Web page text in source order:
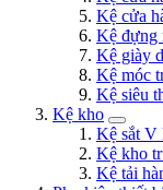
Kệ cửa
Kệ đựng
Kệ giày
Kệ móc
Kệ siêu
Kệ kho
Kệ sắt V
Kệ kho
Kệ tải